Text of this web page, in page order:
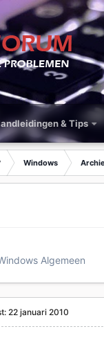
& Tips
Windows
Algemeen
22 januari 2010